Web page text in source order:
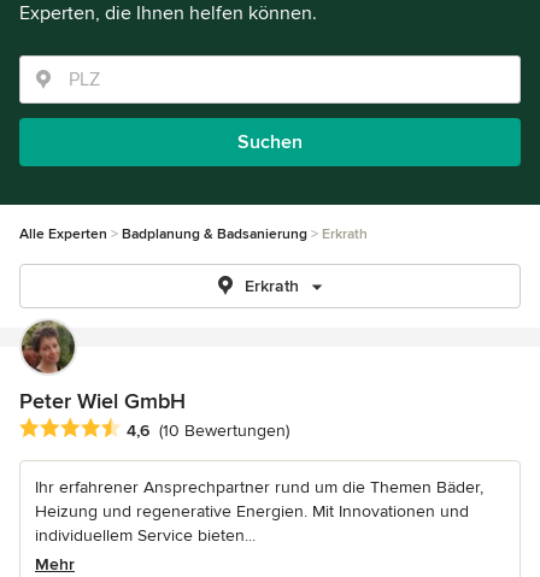
Experten, die Ihnen helfen können.
Suchen
Alle Experten Badplanung & Badsanierung Erkrath
Erkrath
Peter Wiel GmbH
Durchschnittliche Bewertung: 4.6 von 5 Sternen
4,6 (10 Bewertungen)
Ihr erfahrener Ansprechpartner rund um die Themen Bäder,
Heizung und regenerative Energien. Mit Innovationen und
individuellem Service bieten...
Mehr